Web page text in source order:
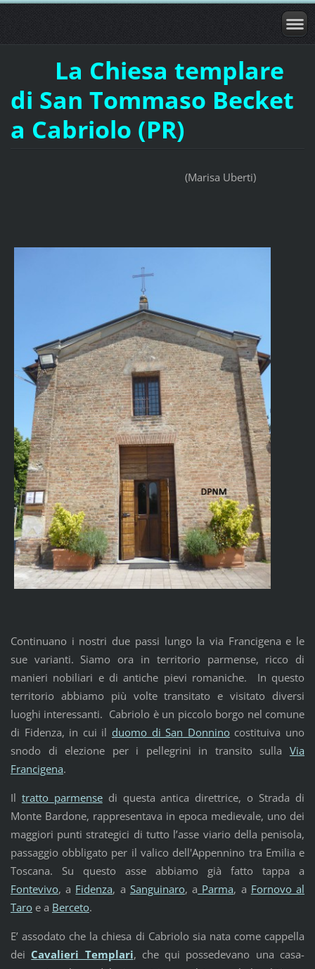
La Chiesa templare
di San Tommaso Becket
a Cabriolo (PR)
(Marisa Uberti)
Continuano i nostri due passi lungo la via Francigena e le
sue varianti. Siamo ora in territorio parmense, ricco di
manieri nobiliari e di antiche pievi romaniche. In questo
territorio abbiamo più volte transitato e visitato diversi
luoghi interessanti. Cabriolo è un piccolo borgo nel comune
di Fidenza, in cui il duomo di San Donninocostituiva uno
snodo di elezione per i pellegrini in transito sullaVia
Francigena.
Il tratto parmensedi questa antica direttrice, o Strada di
Monte Bardone, rappresentava in epoca medievale, uno dei
maggiori punti strategici di tutto l’asse viario della penisola,
passaggio obbligato per il valico dell'Appennino tra Emilia e
Toscana. Su questo asse abbiamo già fatto tappa a
Fontevivo, a Fidenza, a Sanguinaro, a Parma, a Fornovo al
Taroe a Berceto.
E’ assodato che la chiesa di Cabriolo sia nata come cappella
dei Cavalieri Templari, che qui possedevano una casa-